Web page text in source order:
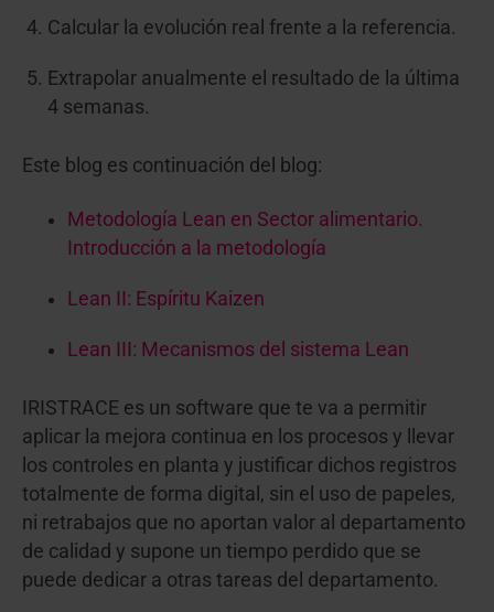
Calcular la evolución real frente a la referencia.
Extrapolar anualmente el resultado de la última
4 semanas.
Este blog es continuación del blog:
Metodología Lean en Sector alimentario.
Introducción a la metodología
Lean II: Espíritu Kaizen
Lean III: Mecanismos del sistema Lean
IRISTRACE es un software que te va a permitir
aplicar la mejora continua en los procesos y llevar
los controles en planta y justificar dichos registros
totalmente de forma digital, sin el uso de papeles,
ni retrabajos que no aportan valor al departamento
de calidad y supone un tiempo perdido que se
puede dedicar a otras tareas del departamento.